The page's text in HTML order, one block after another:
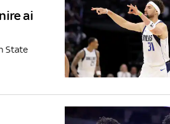
ai
State